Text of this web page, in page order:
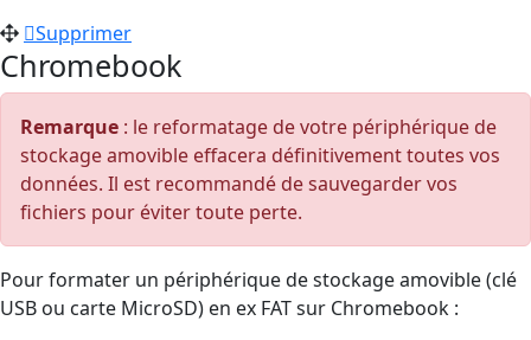
Supprimer
Chromebook
Remarque : le reformatage de votre périphérique de
stockage amovible effacera définitivement toutes vos
données. Il est recommandé de sauvegarder vos
fichiers pour éviter toute perte.
Pour formater un périphérique de stockage amovible (clé
USB ou carte MicroSD) en ex FAT sur Chromebook :